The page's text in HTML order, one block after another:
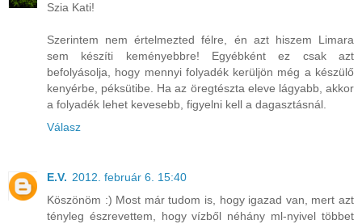
Szia Kati!
Szerintem nem értelmezted félre, én azt hiszem Limara
sem készíti keményebbre! Egyébként ez csak azt
befolyásolja, hogy mennyi folyadék kerüljön még a készülő
kenyérbe, péksütibe. Ha az öregtészta eleve lágyabb, akkor
a folyadék lehet kevesebb, figyelni kell a dagasztásnál.
Válasz
E.V. 2012. február 6. 15:40
Köszönöm :) Most már tudom is, hogy igazad van, mert azt
tényleg észrevettem, hogy vízből néhány ml-nyivel többet